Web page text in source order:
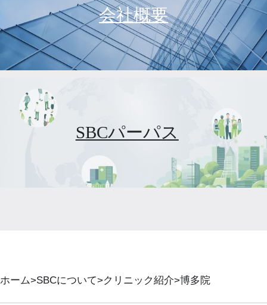
会社概要
SBCパーパス
ホーム SBCについて クリニック紹介 博多院